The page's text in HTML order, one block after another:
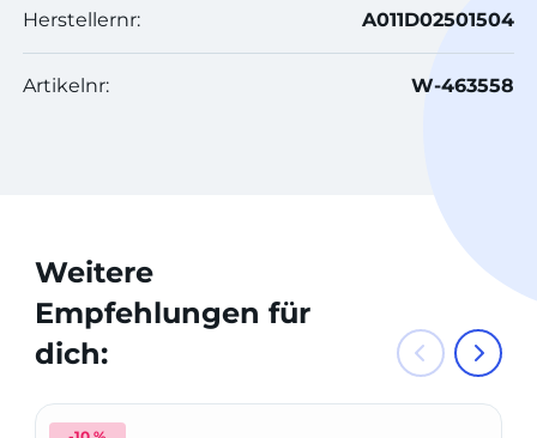
Herstellernr: A011D02501504
Artikelnr: W-463558
Weitere
Empfehlungen für
dich: